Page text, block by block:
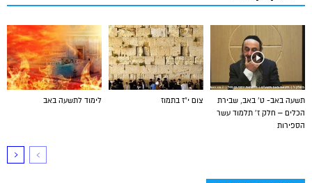
לימוד לתשעה באב צום י”ז בתמוז
תשעה באב- ט’ באב, שבירת
הכלים – חלק ז’ תלמוד עשר
הספירות